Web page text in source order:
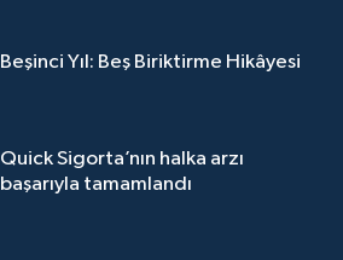
Beşinci Yıl: Beş Biriktirme Hikâyesi
Quick Sigorta’nın halka arzı
başarıyla tamamlandı